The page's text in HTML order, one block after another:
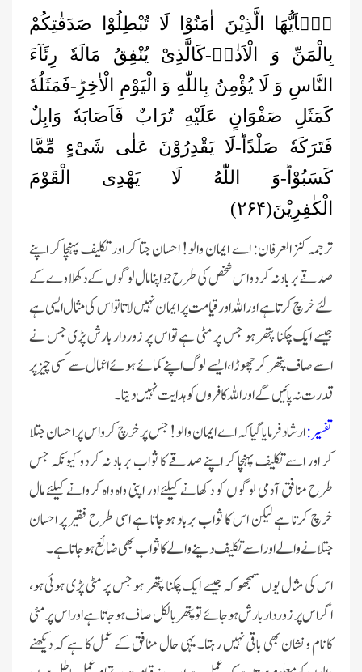
یٰۤاَیُّهَا الَّذِیْنَ اٰمَنُوْا لَا تُبْطِلُوْا صَدَقٰتِكُمْ
بِالْمَنِّ وَ الْاَذٰىۙ-كَالَّذِیْ یُنْفِقُ مَالَهٗ رِئَآءَ
النَّاسِ وَ لَا یُؤْمِنُ بِاللّٰهِ وَ الْیَوْمِ الْاٰخِرِؕ-فَمَثَلُهٗ
كَمَثَلِ صَفْوَانٍ عَلَیْهِ تُرَابٌ فَاَصَابَهٗ وَابِلٌ
فَتَرَكَهٗ صَلْدًاؕ-لَا یَقْدِرُوْنَ عَلٰى شَیْءٍ مِّمَّا
كَسَبُوْاؕ-وَ اللّٰهُ لَا یَهْدِی الْقَوْمَ
الْكٰفِرِیْنَ(۲۶۴)
ترجمہ کنز العرفان: اے ایمان والو! احسان جتا کر اور تکلیف پہنچا کر اپنے
صدقے برباد نہ کر دو اس شخص کی طرح جو اپنا مال لوگوں کے دکھلاوے کے
لئے خرچ کرتا ہے اور اللہ اور قیامت پر ایمان نہیں لاتا تو اس کی مثال ایسی ہے
جیسے ایک چکنا پتھر ہو جس پر مٹی ہے تواس پر زوردار بارش پڑی جس نے
اسے صاف پتھر کر چھوڑا، ایسے لوگ اپنے کمائے ہوئے اعمال سے کسی چیز پر
قدرت نہ پائیں گے اور اللہ کافروں کو ہدایت نہیں دیتا۔
تفسیر:ارشاد فرمایا گیا کہ اے ایمان والو! جس پرخرچ کرو اس پر احسان جتلا
کر اور اسے تکلیف پہنچا کر اپنے صدقے کا ثواب برباد نہ کردو کیونکہ جس
طرح منافق آدمی لوگوں کو دکھانے کیلئے اور اپنی واہ واہ کروانے کیلئے مال
خرچ کرتا ہے لیکن اس کا ثواب برباد ہوجاتا ہے اسی طرح فقیر پر احسان
جتلانے والے اور اسے تکلیف دینے والے کا ثواب بھی ضائع ہوجاتا ہے۔
اس کی مثال یوں سمجھو کہ جیسے ایک چکنا پتھر ہو جس پر مٹی پڑی ہوئی ہو،
اگراس پر زوردار بارش ہوجائے تو پتھر بالکل صاف ہوجاتا ہے اور اس پر مٹی
کا نام و نشان بھی باقی نہیں رہتا۔ یہی حال منافق کے عمل کا ہے کہ دیکھنے